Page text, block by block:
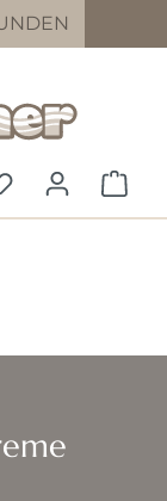
DU HAST 0